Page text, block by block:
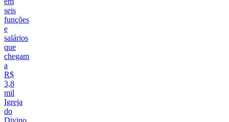
seis
funções
e
salários
que
chegam
a
R$
3,8
mil
Igreja
do
Divino